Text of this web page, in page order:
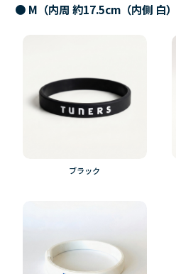
● M （内周 約17.5cm（内側 白）
ブラック